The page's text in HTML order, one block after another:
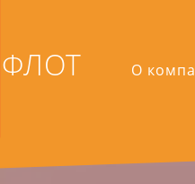
ФЛОТ О